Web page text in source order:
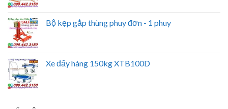
Bộ kẹp gắp thùng phuy đơn - 1 phuy
Xe đẩy hàng 150kg XTB100D